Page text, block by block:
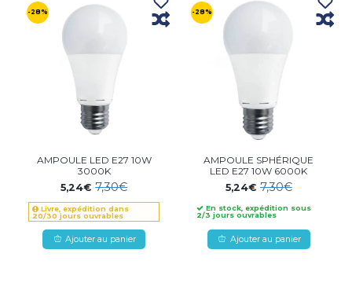
-28%
AMPOULE LED E27 10W
3000K
5,24€7,30€
Livre, expédition dans
20/30 jours ouvrables
Ajouter au panier
-28%
AMPOULE SPHÉRIQUE
LED E27 10W 6000K
5,24€ 7,30€
En stock, expédition sous
2/3 jours ouvrables
Ajouter au panier